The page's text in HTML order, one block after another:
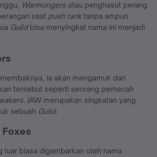
Warmongers atau penghasut perang
saat push ranktanpa ampun.
Guild bisa menyingkat nama ini menjadi
ia akan mengamuk dan
tersebut seperti seorang pemecah
JAW merupakan singkatan yang
sebuah Guild.
Foxes
luar biasa digambarkan oleh nama